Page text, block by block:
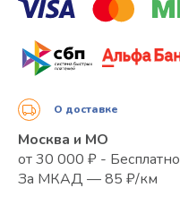
О доставке
Москва и МО
от 30 000 ₽ - Бесплатно
За МКАД — 85 ₽/км